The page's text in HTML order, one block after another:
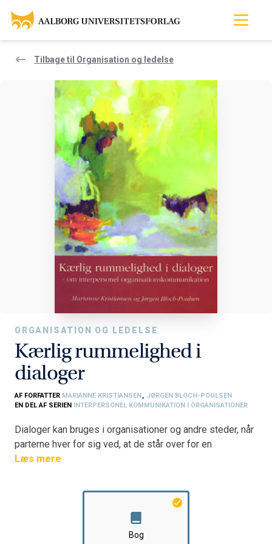
Tilbage til Organisation og ledelse
ORGANISATION OG LEDELSE
Kærlig rummelighed i
dialoger
AF FORFATTER MARIANNE KRISTIANSEN, JØRGEN BLOCH-POULSEN
EN DEL AF SERIEN INTERPERSONEL KOMMUNIKATION I ORGANISATIONER
Dialoger kan bruges i organisationer og andre steder, når
parterne hver for sig ved, at de står over for en
problematik, som de ikke kan finde en løsning på alene.
handler om sammen at blive klog- ere, således at en
beslutning kan få et solidt grundlag. Dialoger kan derfor
ikke bruges, når det handler om at ville overbevise andre,
når der er skjulte dagsorde- ner, eller når en beslutning
Læs mere
Bog